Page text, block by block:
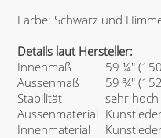
Farbe: Schwarz und
Details laut Hersteller:
Innenmaß
59 ¼"
Aussenmaß
59 ¾"
Stabilität
sehr hoch
Aussenmaterial
Innenmaterial